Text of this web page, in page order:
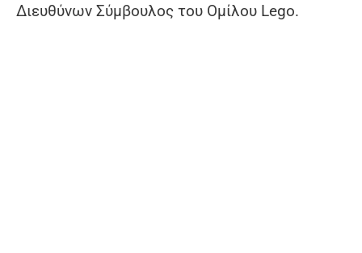
Διευθύνων Σύμβουλος του Ομίλου Lego.